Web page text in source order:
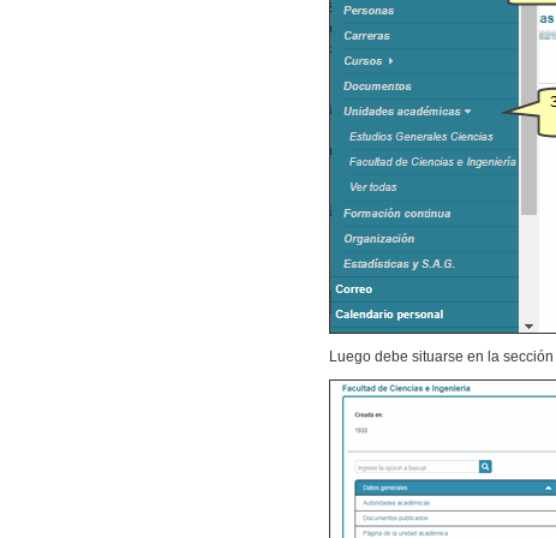
Luego debe situarse en la sección